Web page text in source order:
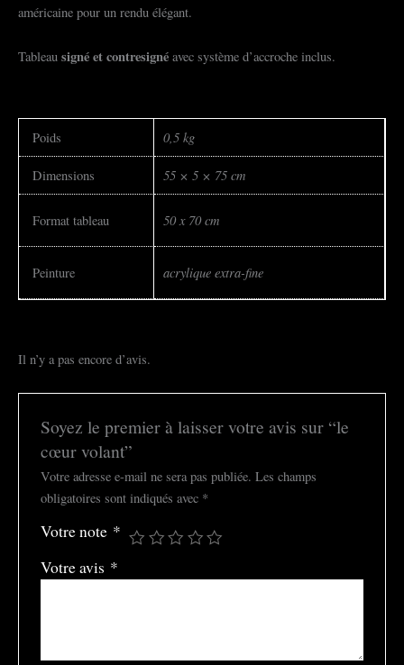
américaine pour un rendu élégant.
Tableau signé etcontresigné avec système d’accroche inclus.
Poids 0,5 kg
Dimensions 55 × 5 × 75 cm
Format tableau 50 x 70 cm
Peinture acrylique extra-fine
Il n’y a pas encore d’avis.
Soyez le premier à laisser votre avis sur “le
cœur volant”
Votre adresse e-mail ne sera pas publiée. Les champs
obligatoires sont indiqués avec *
Votre note *
Votre avis *